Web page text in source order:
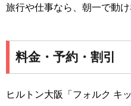
旅行や仕事なら、朝一で動
料金・予約・割引
ヒルトン大阪「フォルク キ